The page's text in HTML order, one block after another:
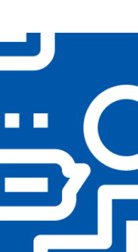
Заказать
Заказать